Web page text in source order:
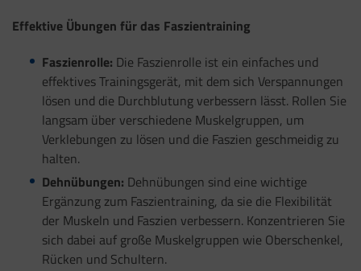
Effektive Übungen für das Faszientraining
Faszienrolle: Die Faszienrolle ist ein einfaches und
effektives Trainingsgerät, mit dem sich Verspannungen
lösen und die Durchblutung verbessern lässt. Rollen Sie
langsam über verschiedene Muskelgruppen, um
Verklebungen zu lösen und die Faszien geschmeidig zu
halten.
Dehnübungen: Dehnübungen sind eine wichtige
Ergänzung zum Faszientraining, da sie die Flexibilität
der Muskeln und Faszien verbessern. Konzentrieren Sie
sich dabei auf große Muskelgruppen wie Oberschenkel,
Rücken und Schultern.